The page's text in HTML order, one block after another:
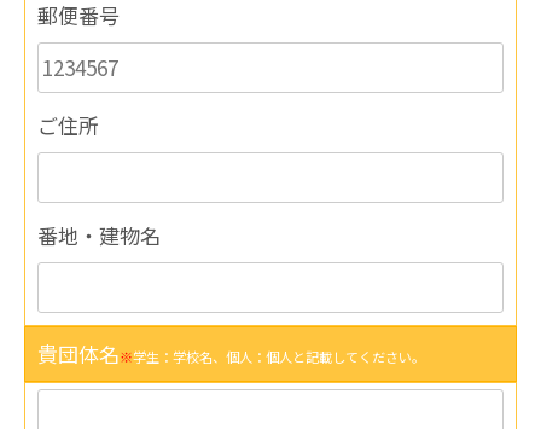
郵便番号
ご住所
番地・建物名
貴団体名※学生：学校名、個人：個人と記載してください。